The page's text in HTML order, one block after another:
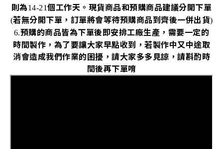
則為14-21個工作天。現貨商品和預購商品建議分開下單
(若無分開下單，訂單將會等待預購商品到齊後一併出貨)
6.預購的商品皆為下單後即安排工廠生產，需要一定的
時間製作，為了要讓大家早點收到，若製作中又中途取
消會造成我們作業的困擾，請大家多多見諒，請斟酌時
間後再下單唷